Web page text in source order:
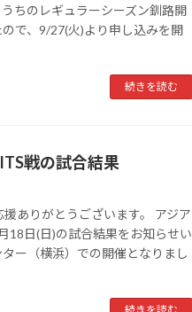
ちのレギュラーシーズン釧路開
で、9/27(火)より申し込みを開
続きを読む
戦の試合結果
ありがとうございます。 アジア
18日(日)の試合結果をお知らせい
ー（横浜）での開催となりまし